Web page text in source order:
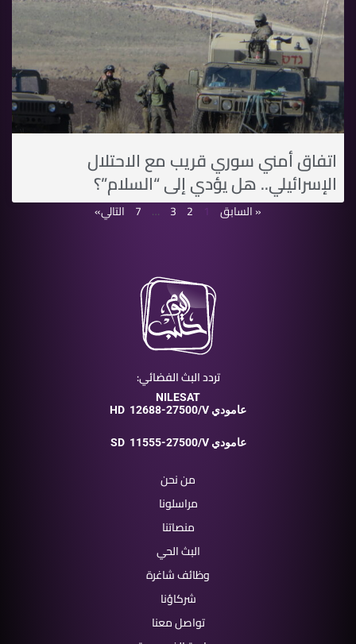
اتفاق أمني سوري قريب مع الاحتلال
الإسرائيلي.. هل يؤدي إلى “السلام”؟
« السابق 1
2
3
…
7 التالي»
تردد البث الفضائي:
NILESAT
HD
12688-27500/V عامودي
SD 11555-27500/V عامودي
من نحن
مراسلونا
منصاتنا
البث الحي
وظائف شاغرة
شركاؤنا
تواصل معنا